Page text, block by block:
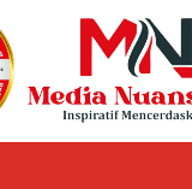
Top